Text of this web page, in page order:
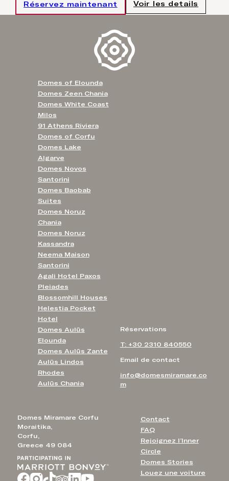
Réservez maintenant Voir les details
Domes Miramare Corfu
Moraitika,
Corfu,
Greece 49 084
Contact
FAQ
Rejoignez l’Inner
Circle
Domes Stories
Louez une voiture
Réservations
T: +30 2310 840550
Email de contact
info@domesmiramare.co
m
Domes of Elounda
Domes Zeen Chania
Domes White Coast
Milos
91 Athens Riviera
Domes of Corfu
Domes Lake
Algarve
Domes Novos
Santorini
Domes Baobab
Suites
Domes Noruz
Chania
Domes Noruz
Kassandra
Neema Maison
Santorini
Agali Hotel Paxos
Pleiades
Blossomhill Houses
Helestia Pocket
Hotel
Domes Aulūs
Elounda
Domes Aulūs Zante
Aulūs Lindos
Rhodes
Aulūs Chania